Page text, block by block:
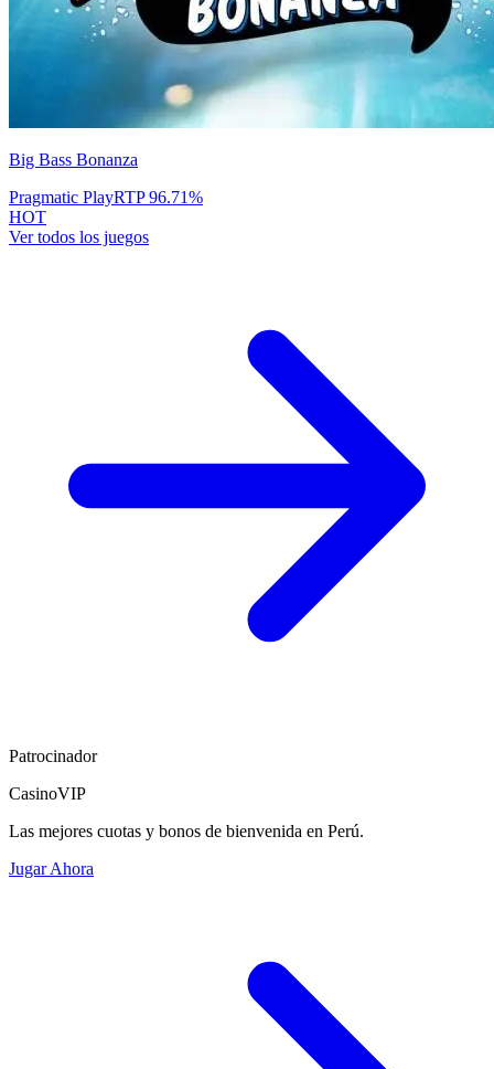
Big Bass Bonanza
Pragmatic PlayRTP96.71%
HOT
Ver todos los juegos
Patrocinador
CasinoVIP
Las mejores cuotas y bonos de bienvenida en Perú.
Jugar Ahora